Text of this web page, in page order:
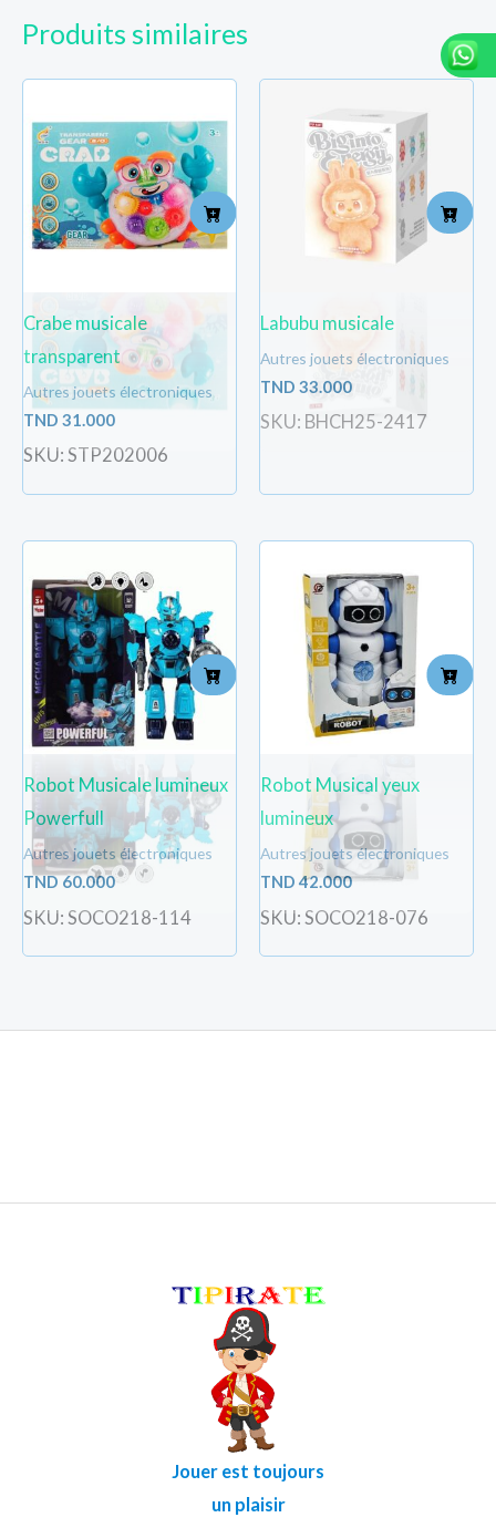
Produits similaires
Crabe musicale
transparent
Autres jouets électroniques
TND 31.000
SKU: STP202006
Labubu musicale
Autres jouets électroniques
TND 33.000
SKU: BHCH25-2417
Robot Musicale lumineux
Powerfull
Autres jouets électroniques
TND 60.000
SKU: SOCO218-114
Robot Musical yeux
lumineux
Autres jouets électroniques
TND 42.000
SKU: SOCO218-076
Jouer est toujours
un plaisir